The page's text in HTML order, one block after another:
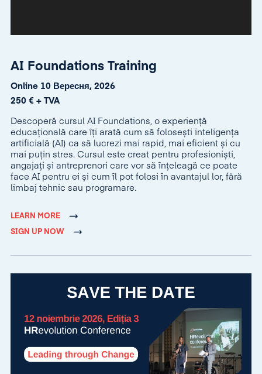
AI Foundations Training
Online 10 Вересня, 2026
250 € + TVA
Descoperă cursul AI Foundations, o experiență
educațională care îți arată cum să folosești inteligența
artificială (AI) ca să lucrezi mai rapid, mai eficient și cu
mai puțin stres. Cursul este creat pentru profesioniști,
angajați și antreprenori care vor să înțeleagă ce poate
face AI pentru ei și cum îl pot folosi în avantajul lor, fără
limbaj tehnic sau programare.
LEARN MORE
SIGN UP NOW